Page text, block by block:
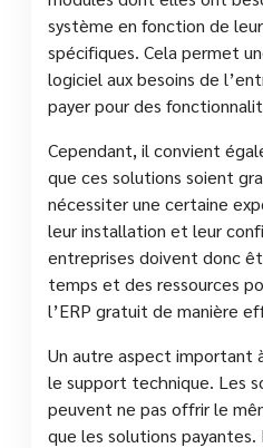
système en fonction de
spécifiques. Cela permet
logiciel aux besoins de
payer pour des
Cependant, il convient
que ces solutions soient
nécessiter une certaine
leur installation et leur
entreprises doivent donc
temps et des ressources
l’ERP gratuit de manière
Un autre aspect important
le support technique. Les
peuvent ne pas offrir le
que les solutions